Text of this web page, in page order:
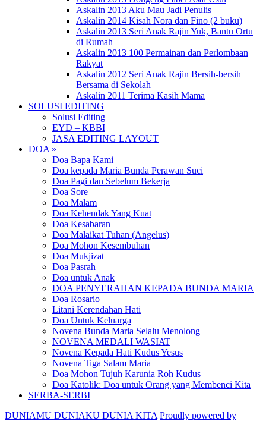
Askalin 2013 Aku Mau Jadi Penulis
Askalin 2014 Kisah Nora dan Fino (2 buku)
Askalin 2013 Seri Anak Rajin Yuk, Bantu Ortu
di Rumah
Askalin 2013 100 Permainan dan Perlombaan
Rakyat
Askalin 2012 Seri Anak Rajin Bersih-bersih
Bersama di Sekolah
Askalin 2011 Terima Kasih Mama
SOLUSI EDITING
Solusi Editing
EYD – KBBI
JASA EDITING LAYOUT
DOA »
Doa Bapa Kami
Doa kepada Maria Bunda Perawan Suci
Doa Pagi dan Sebelum Bekerja
Doa Sore
Doa Malam
Doa Kehendak Yang Kuat
Doa Kesabaran
Doa Malaikat Tuhan (Angelus)
Doa Mohon Kesembuhan
Doa Mukjizat
Doa Pasrah
Doa untuk Anak
DOA PENYERAHAN KEPADA BUNDA MARIA
Doa Rosario
Litani Kerendahan Hati
Doa Untuk Keluarga
Novena Bunda Maria Selalu Menolong
NOVENA MEDALI WASIAT
Novena Kepada Hati Kudus Yesus
Novena Tiga Salam Maria
Doa Mohon Tujuh Karunia Roh Kudus
Doa Katolik: Doa untuk Orang yang Membenci Kita
SERBA-SERBI
DUNIAMU DUNIAKU DUNIA KITA Proudly powered by